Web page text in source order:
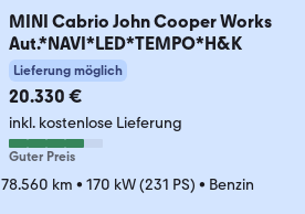
MINI Cabrio John Cooper Works
Aut.*NAVI*LED*TEMPO*H&K
Lieferung möglich
20.330 €
inkl. kostenlose Lieferung
Guter Preis
78.560 km • 170 kW (231 PS) • Benzin